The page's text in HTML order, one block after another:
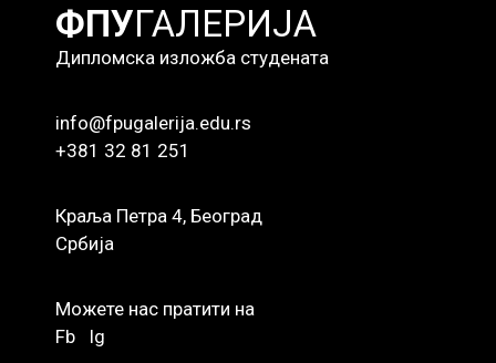
ФПУГАЛЕРИЈА
Дипломска изложба студената
info@fpugalerija.edu.rs
+381 32 81 251
Краља Петра 4, Београд
Србија
Можете нас пратити на
Fb
Ig